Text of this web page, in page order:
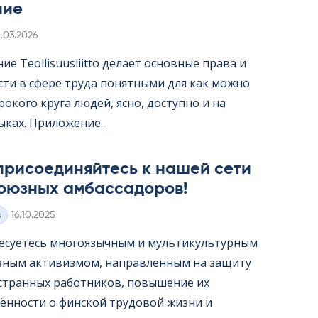
Teol­li­suus­liitto делает основные права и
в сфере труда понятными для как можно
круга людей, ясно, доступно и на
Приложение...
к нашей сети
амбассадоров!
Kirjoitettu
16.10.2025
многоязычным и мультикультурным
активизмом, направленным на защиту
работников, повышение их
о финской трудовой жизни и